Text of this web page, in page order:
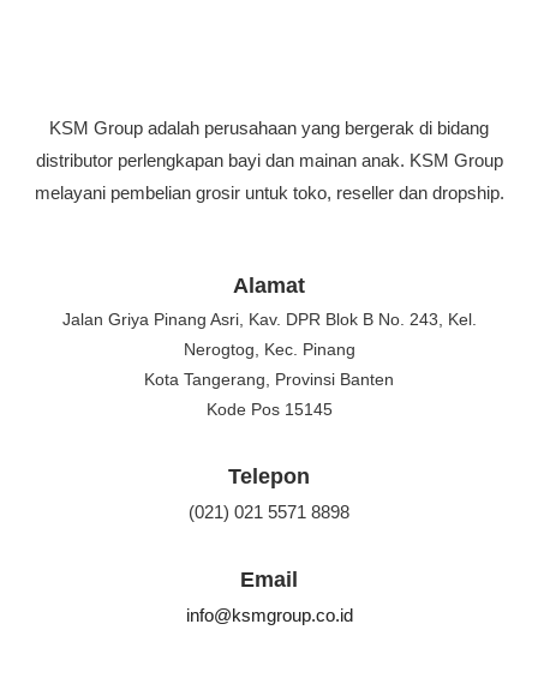
KSM Group adalah perusahaan yang bergerak di bidang
distributor perlengkapan bayi dan mainan anak. KSM Group
melayani pembelian grosir untuk toko, reseller dan dropship.
Alamat
Jalan Griya Pinang Asri, Kav. DPR Blok B No. 243, Kel.
Nerogtog, Kec. Pinang
Kota Tangerang, Provinsi Banten
Kode Pos 15145
Telepon
(021) 021 5571 8898
Email
info@ksmgroup.co.id